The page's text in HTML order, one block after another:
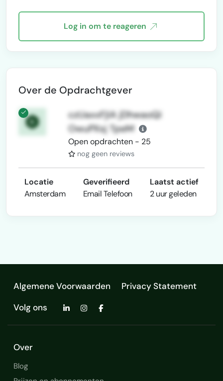
Log in om te reageren
Over de Opdrachtgever
czUaxxFjIA jDhwaoQi
OwuPXsj TpeM
Open opdrachten - 25
nog geen reviews
Locatie
Amsterdam
Geverifieerd
EmailTelefoon
Laatst actief
2 uur geleden
Algemene Voorwaarden
Privacy Statement
Volg ons
Over
Blog